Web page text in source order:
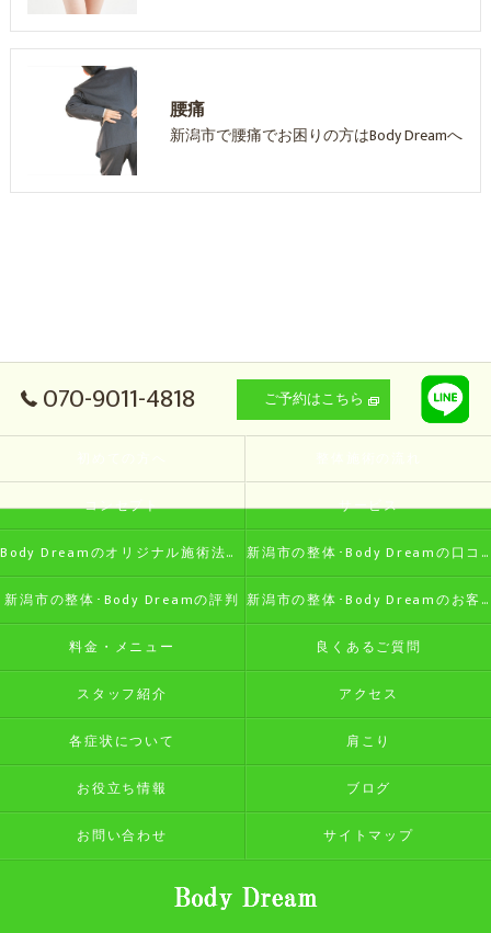
腰痛
新潟市で腰痛でお困りの方はBody Dreamへ
070-9011-4818 ご予約はこちら
コンセプト サービス
Body Dreamのオリジナル施術法の特徴 新潟市の整体･Body Dreamの口コミ情報
新潟市の整体･Body Dreamの評判 新潟市の整体･Body Dreamのお客様の声
料金・メニュー 良くあるご質問
スタッフ紹介 アクセス
各症状について 肩こり
お役立ち情報 ブログ
お問い合わせ サイトマップ